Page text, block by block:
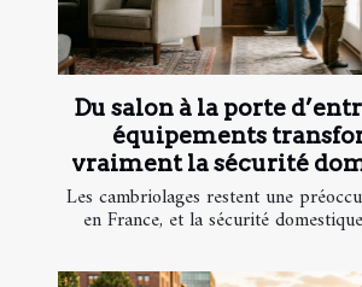
Du salon à la porte
équipements
vraiment la sécurité
Les cambriolages restent une
en France, et la sécurité